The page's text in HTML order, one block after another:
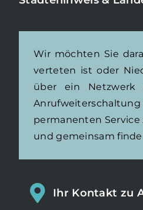
Wir möchten Sie
verteten ist oder
über ein Netzwerk
permanenten
und gemeinsam
Ihr Kontakt zu